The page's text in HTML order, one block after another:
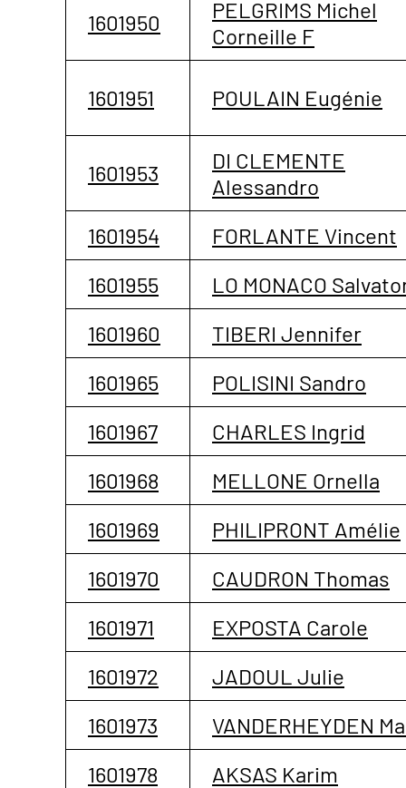
1601950
PELGRIMS Michel
Corneille F
1601951 POULAIN Eugénie
1601953
DI CLEMENTE
Alessandro
1601954
FORLANTE Vincent
1601955
LO MONACO
1601960
TIBERI Jennifer
1601965
POLISINI Sandro
1601967
CHARLES Ingrid
1601968
MELLONE Ornella
1601969
PHILIPRONT Amélie
1601970
CAUDRON Thomas
1601971
EXPOSTA Carole
1601972
JADOUL Julie
1601973
VANDERHEYDEN
1601978
AKSAS Karim